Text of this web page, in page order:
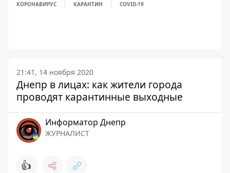
КОРОНАВИРУС КАРАНТИН COVID-19
21:41, 14 ноября 2020
Днепр в лицах: как жители города
проводят карантинные выходные
Информатор Днепр
ЖУРНАЛИСТ
👍